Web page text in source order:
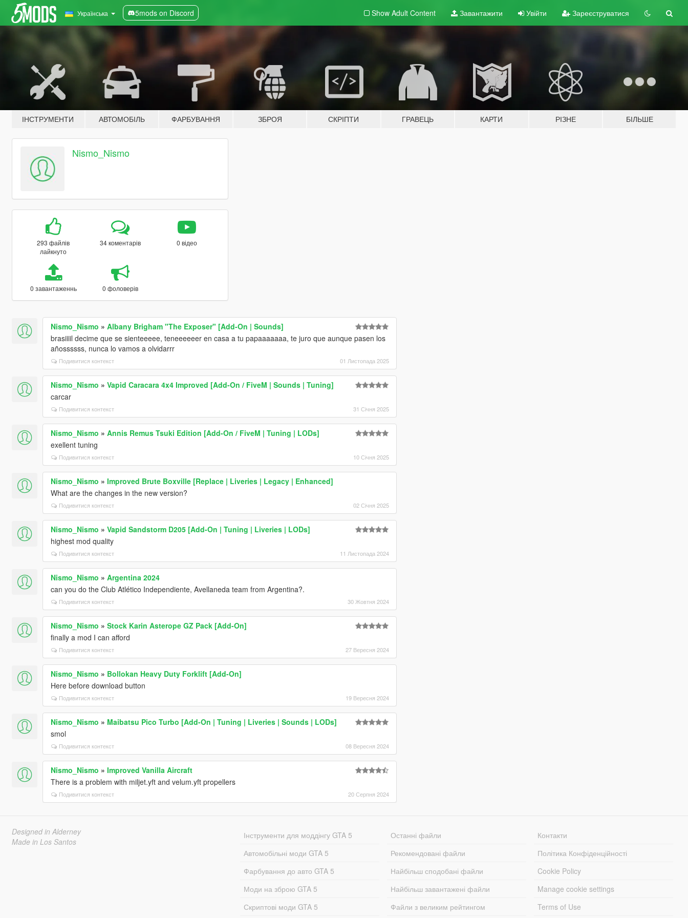
Українська 5mods on Discord Show Adult Content Завантажити Увійти Зареєструватися
ІНСТРУМЕНТИ АВТОМОБІЛЬ ФАРБУВАННЯ ЗБРОЯ СКРІПТИ ГРАВЕЦЬ КАРТИ РІЗНЕ БІЛЬШЕ
Nismo_Nismo
293 файлів
лайкнуто
34 коментарів 0 відео
0 завантаженнь 0 фоловерів
Nismo_Nismo » Albany Brigham "The Exposer" [Add-On | Sounds]
brasiiiil decime que se sienteeeee, teneeeeeer en casa a tu papaaaaaaa, te juro que aunque pasen los
añossssss, nunca lo vamos a olvidarrr
Подивитися контекст 01 Листопада 2025
Nismo_Nismo » Vapid Caracara 4x4 Improved [Add-On / FiveM | Sounds | Tuning]
carcar
Подивитися контекст 31 Січня 2025
Nismo_Nismo » Annis Remus Tsuki Edition [Add-On / FiveM | Tuning | LODs]
exellent tuning
Подивитися контекст 10 Січня 2025
Nismo_Nismo » Improved Brute Boxville [Replace | Liveries | Legacy | Enhanced]
What are the changes in the new version?
Подивитися контекст 02 Січня 2025
Nismo_Nismo » Vapid Sandstorm D205 [Add-On | Tuning | Liveries | LODs]
highest mod quality
Подивитися контекст 11 Листопада 2024
Nismo_Nismo » Argentina 2024
can you do the Club Atlético Independiente, Avellaneda team from Argentina?.
Подивитися контекст 30 Жовтня 2024
Nismo_Nismo » Stock Karin Asterope GZ Pack [Add-On]
finally a mod I can afford
Подивитися контекст 27 Вересня 2024
Nismo_Nismo » Bollokan Heavy Duty Forklift [Add-On]
Here before download button
Подивитися контекст 19 Вересня 2024
Nismo_Nismo » Maibatsu Pico Turbo [Add-On | Tuning | Liveries | Sounds | LODs]
smol
Подивитися контекст 08 Вересня 2024
Nismo_Nismo » Improved Vanilla Aircraft
There is a problem with miljet.yft and velum.yft propellers
Подивитися контекст 20 Серпня 2024
Designed in Alderney
Made in Los Santos
Інструменти для моддінгу GTA 5
Автомобільні моди GTA 5
Фарбування до авто GTA 5
Моди на зброю GTA 5
Скриптові моди GTA 5
Останні файли
Рекомендовані файли
Найбільш сподобані файли
Найбільш завантажені файли
Файли з великим рейтингом
Контакти
Політика Конфіденційності
Cookie Policy
Manage cookie settings
Terms of Use